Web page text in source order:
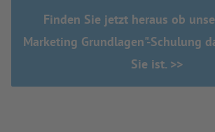
Finden Sie jetzt heraus ob
Marketing Grundlagen"-Schulung
Sie ist. >>